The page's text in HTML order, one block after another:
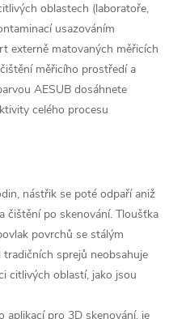
oblastech (laboratoře,
usazováním
externě matovaných měřicích
měřicího prostředí a
AESUB dosáhnete
celého procesu
nástřik se poté odpaří aniž
čištění po skenování. Tloušťka
povrchů se stálým
sprejů neobsahuje
citlivých oblastí, jako jsou
aplikací pro 3D skenování, je